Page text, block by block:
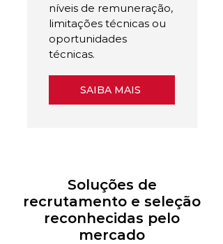
níveis de remuneração,
limitações técnicas ou
oportunidades
técnicas.
SAIBA MAIS
Soluções de
recrutamento e seleção
reconhecidas pelo
mercado